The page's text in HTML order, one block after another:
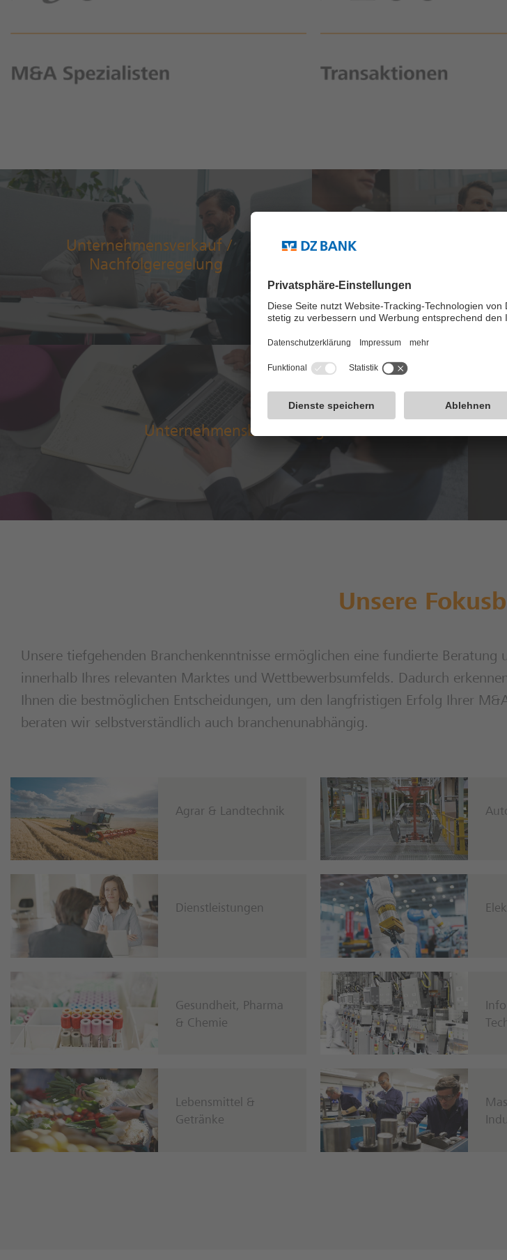
Unternehmensverkauf /
Nachfolgeregelung
Akquisition / Zukauf von
Unternehmensbewertung
Unsere
Unsere tiefgehenden Branchenkenntnisse ermöglichen eine fundierte
innerhalb Ihres relevanten Marktes und Wettbewerbsumfelds. Dadurch
Ihnen die bestmöglichen Entscheidungen, um den langfristigen Erfolg Ihrer
beraten wir selbstverständlich auch branchenunabhängig.
Agrar & Landtechnik
Dienstleistungen
Gesundheit, Pharma
& Chemie
Lebensmittel &
Getränke